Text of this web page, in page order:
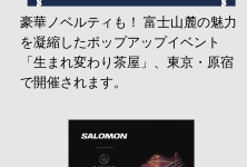
豪華ノベルティも！ 富士山麓の魅力
を凝縮したポップアップイベント
「生まれ変わり茶屋」、東京・原宿
で開催されます。